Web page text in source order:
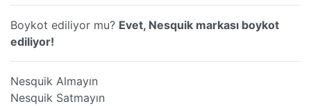
Boykot ediliyor mu? Evet, Nesquik markası boykot
ediliyor!
Nesquik Almayın
Nesquik Satmayın